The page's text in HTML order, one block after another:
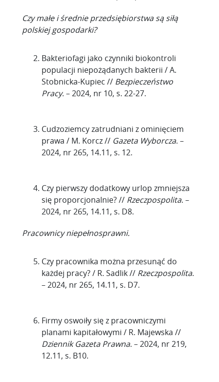
Czy małe i średnie przedsiębiorstwa są siłą
polskiej gospodarki?
Bakteriofagi jako czynniki biokontroli
populacji niepożądanych bakterii / A.
Stobnicka-Kupiec // Bezpieczeństwo
Pracy. – 2024, nr 10, s. 22-27.
Cudzoziemcy zatrudniani z ominięciem
prawa / M. Korcz // Gazeta Wyborcza. –
2024, nr 265, 14.11, s. 12.
Czy pierwszy dodatkowy urlop zmniejsza
się proporcjonalnie? // Rzeczpospolita. –
2024, nr 265, 14.11, s. D8.
Pracownicy niepełnosprawni.
Czy pracownika można przesunąć do
każdej pracy? / R. Sadlik // Rzeczpospolita.
– 2024, nr 265, 14.11, s. D7.
Firmy oswoiły się z pracowniczymi
planami kapitałowymi / R. Majewska //
Dziennik Gazeta Prawna. – 2024, nr 219,
12.11, s. B10.